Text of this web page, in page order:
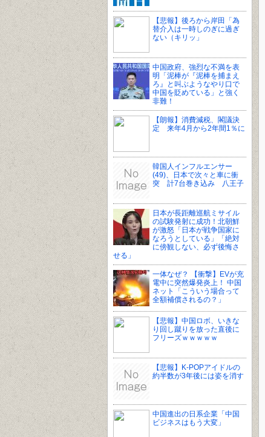
【悲報】後ろから岸田「為
替介入は一時しのぎに過ぎ
ない（キリッ」
中国政府、強烈な不満を表
明「泥棒が『泥棒を捕まえ
ろ』と叫ぶようなやり口で
中国を貶めている」と強く
非難！
【朗報】消費減税、閣議決
定 来年4月から2年間1％に
韓国人インフルエンサー
(49)、日本で次々と車に衝
突 計7台巻き込み 八王子
日本が長距離巡航ミサイル
の試験発射に成功！北朝鮮
が激怒「日本が戦争国家に
なろうとしている」「絶対
に傍観しない、必ず後悔さ
せる」
一体なぜ？ 【衝撃】EVが充
電中に突然爆発炎上！ 中国
ネット「こういう場合って
全額補償されるの？」
【悲報】中国ロボ、いきな
り回し蹴りを放った直後に
フリーズｗｗｗｗｗ
【悲報】K-POPアイドルの
約半数が3年後には姿を消す
中国進出の日系企業「中国
ビジネスはもう大変」